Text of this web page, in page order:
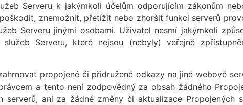
Serveru k jakýmkoli účelům odporujícím zákonům
znemožnit, přetížit nebo zhoršit funkci serverů
Serveru jinými osobami. Uživatel nesmí jakýmkoli
Serveru, které nejsou (nebyly) veřejně
propojené či přidružené odkazy na jiné webové
a tento není zodpovědný za obsah žádného
ani za žádné změny či aktualizace Propojených